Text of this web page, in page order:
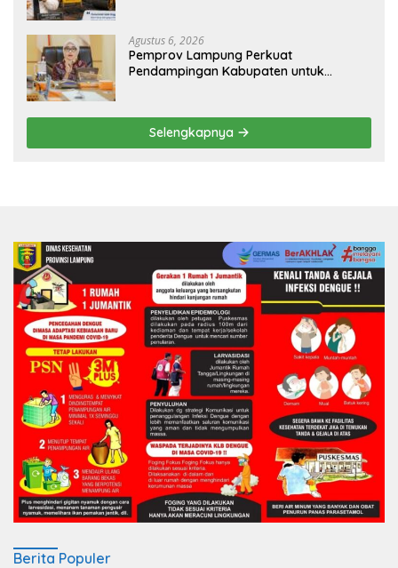
Agustus 6, 2026
Pemprov Lampung Perkuat
Pendampingan Kabupaten untuk
Selengkapnya
Berita Populer